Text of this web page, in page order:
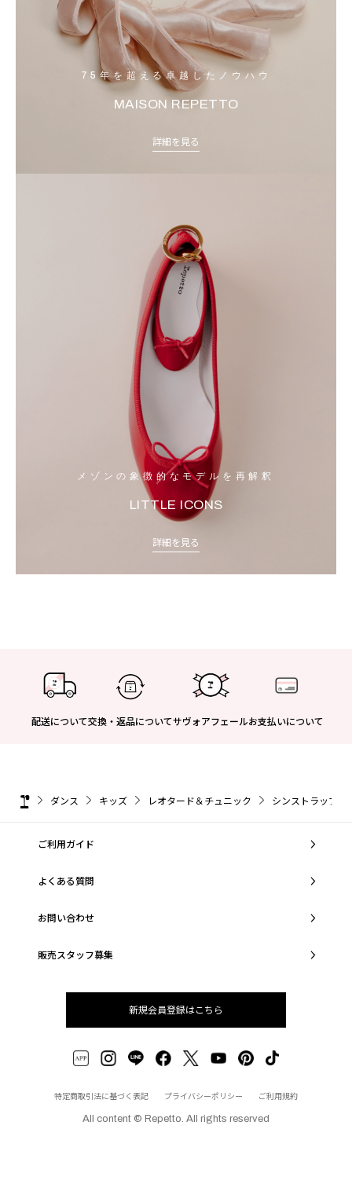
75年を超える卓越したノウハウ
MAISON REPETTO
詳細を見る
メゾンの象徴的なモデルを再解釈
LITTLE ICONS
詳細を見る
配送について交換・返品についてサヴォアフェールお支払いについて
ダンス キッズ レオタード＆チュニック シンストラップ
ご利用ガイド
よくある質問
お問い合わせ
販売スタッフ募集
新規会員登録はこちら
特定商取引法に基づく表記 プライバシーポリシー ご利用規約
All content © Repetto. All rights reserved